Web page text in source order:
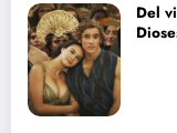
Del